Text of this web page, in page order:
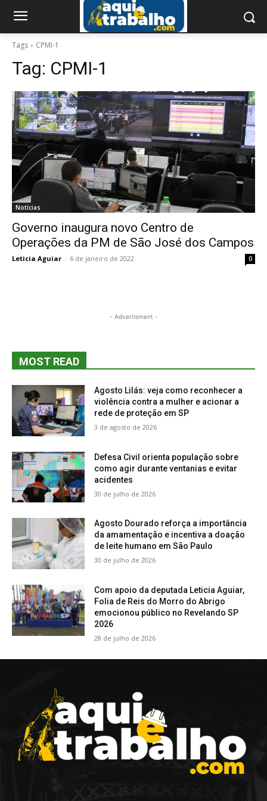
Tags CPMI-1
Tag: CPMI-1
Notícias
Governo inaugura novo Centro de
Operações da PM de São José dos Campos
Leticia Aguiar - 6 de janeiro de 2022 0
- Advertisment -
MOST READ
Agosto Lilás: veja como reconhecer a
violência contra a mulher e acionar a
rede de proteção em SP
3 de agosto de 2026
Defesa Civil orienta população sobre
como agir durante ventanias e evitar
acidentes
30 de julho de 2026
Agosto Dourado reforça a importância
da amamentação e incentiva a doação
de leite humano em São Paulo
30 de julho de 2026
Com apoio da deputada Leticia Aguiar,
Folia de Reis do Morro do Abrigo
emocionou público no Revelando SP
2026
28 de julho de 2026